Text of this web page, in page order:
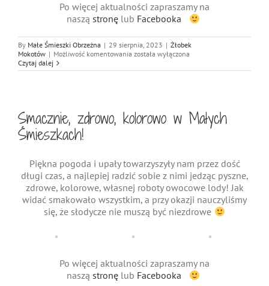
Po więcej aktualności zapraszamy na
nasząstronę lub Facebooka
By Małe Śmieszki Obrzeżna | 29 sierpnia, 2023 | Żłobek
Mokotów | Możliwość komentowania Ćwiczymy
w
została wyłączona
Czytaj dalej
Smacznie, zdrowo, kolorowo w Małych
Śmieszkach!
Piękna pogoda i upały towarzyszyły nam przez dość
długi czas, a najlepiej radzić sobie z nimi jedząc pyszne,
zdrowe, kolorowe, własnej roboty owocowe lody! Jak
widać smakowało wszystkim, a przy okazji nauczyliśmy
się, że słodycze nie muszą być niezdrowe
Po więcej aktualności zapraszamy na
nasząstronę lub Facebooka